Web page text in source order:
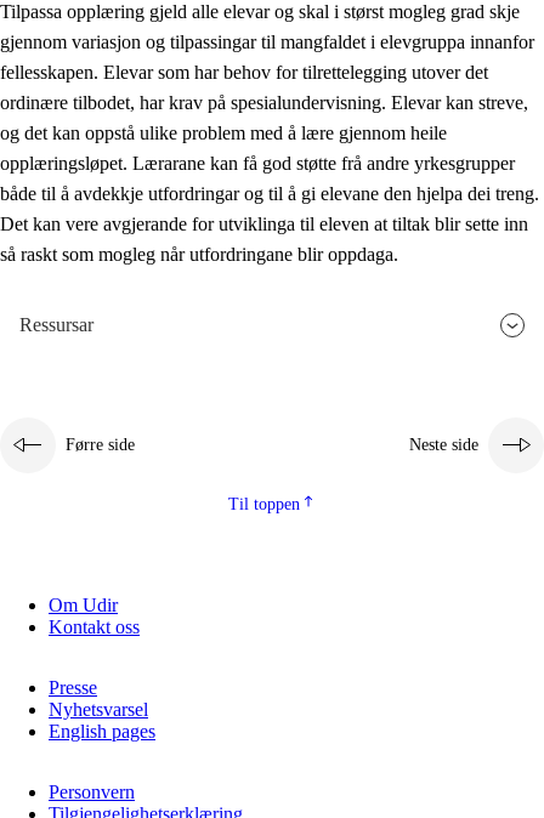
Tilpassa opplæring gjeld alle elevar og skal i størst mogleg grad skje
gjennom variasjon og tilpassingar til mangfaldet i elevgruppa innanfor
fellesskapen. Elevar som har behov for tilrettelegging utover det
ordinære tilbodet, har krav på spesialundervisning. Elevar kan streve,
og det kan oppstå ulike problem med å lære gjennom heile
opplæringsløpet. Lærarane kan få god støtte frå andre yrkesgrupper
både til å avdekkje utfordringar og til å gi elevane den hjelpa dei treng.
Det kan vere avgjerande for utviklinga til eleven at tiltak blir sette inn
så raskt som mogleg når utfordringane blir oppdaga.
Ressursar
Førre side Neste side
Til toppen
Om Udir
Kontakt oss
Presse
Nyhetsvarsel
English pages
Personvern